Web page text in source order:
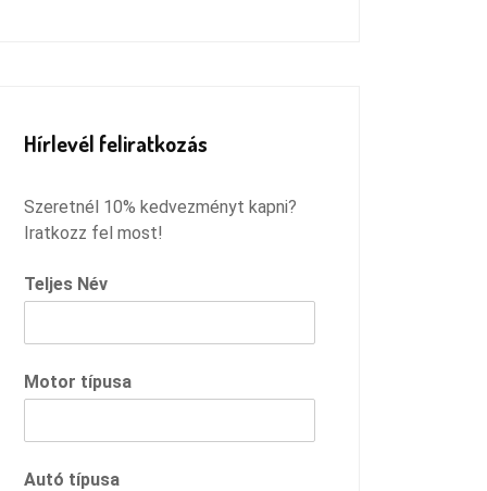
Hírlevél feliratkozás
Szeretnél 10% kedvezményt kapni?
Iratkozz fel most!
Teljes Név
Motor típusa
Autó típusa